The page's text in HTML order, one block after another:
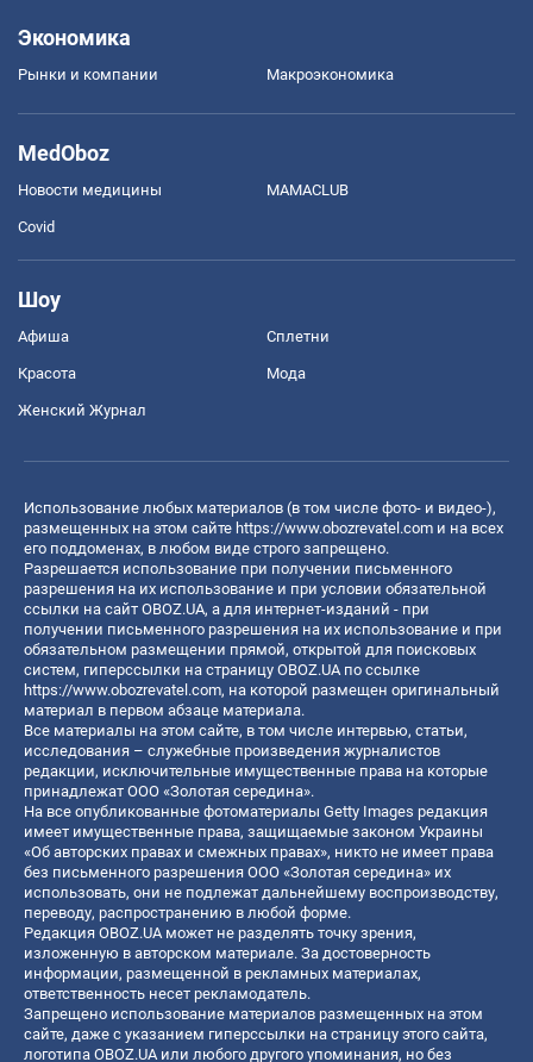
Экономика
Рынки и компании Mакроэкономика
MedOboz
Новости медицины MAMACLUB
Covid
Шоу
Афиша Сплетни
Красота Мода
Женский Журнал
Использование любых материалов (в том числе фото- и видео-),
размещенных на этом сайте https://www.obozrevatel.com и на всех
его поддоменах, в любом виде строго запрещено.
Разрешается использование при получении письменного
разрешения на их использование и при условии обязательной
ссылки на сайт OBOZ.UA, а для интернет-изданий - при
получении письменного разрешения на их использование и при
обязательном размещении прямой, открытой для поисковых
систем, гиперссылки на страницу OBOZ.UA по ссылке
https://www.obozrevatel.com, на которой размещен оригинальный
материал в первом абзаце материала.
Все материалы на этом сайте, в том числе интервью, статьи,
исследования – служебные произведения журналистов
редакции, исключительные имущественные права на которые
принадлежат ООО «Золотая середина».
На все опубликованные фотоматериалы Getty Images редакция
имеет имущественные права, защищаемые законом Украины
«Об авторских правах и смежных правах», никто не имеет права
без письменного разрешения ООО «Золотая середина» их
использовать, они не подлежат дальнейшему воспроизводству,
переводу, распространению в любой форме.
Редакция OBOZ.UA может не разделять точку зрения,
изложенную в авторском материале. За достоверность
информации, размещенной в рекламных материалах,
ответственность несет рекламодатель.
Запрещено использование материалов размещенных на этом
сайте, даже с указанием гиперссылки на страницу этого сайта,
логотипа OBOZ.UA или любого другого упоминания, но без